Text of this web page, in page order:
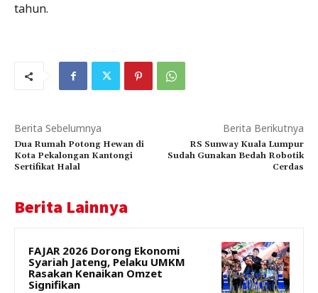
tahun.
Berita Sebelumnya
Dua Rumah Potong Hewan di
Kota Pekalongan Kantongi
Sertifikat Halal
Berita Berikutnya
RS Sunway Kuala Lumpur
Sudah Gunakan Bedah Robotik
Cerdas
Berita Lainnya
FAJAR 2026 Dorong Ekonomi
Syariah Jateng, Pelaku UMKM
Rasakan Kenaikan Omzet
Signifikan